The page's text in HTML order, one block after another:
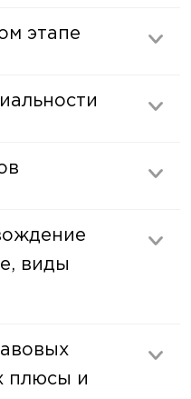
этапе
виды
плюсы и